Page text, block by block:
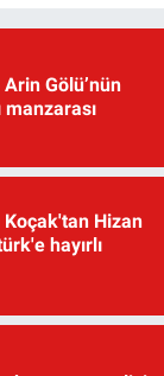
Gölü’nün
manzarası
Hizan
hayırlı